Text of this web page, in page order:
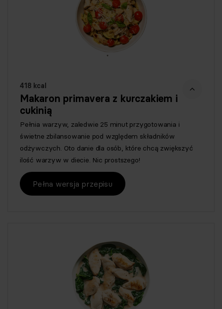
418 kcal
Makaron primavera z kurczakiem i
cukinią
Pełnia warzyw, zaledwie 25 minut przygotowania i
świetne zbilansowanie pod względem składników
odżywczych. Oto danie dla osób, które chcą zwiększyć
ilość warzyw w diecie. Nic prostszego!
Pełna wersja przepisu